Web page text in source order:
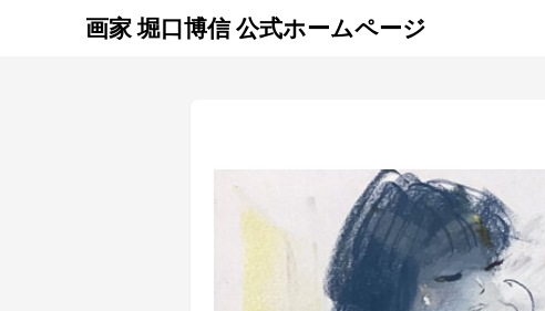
画家 堀口博信 公式ホームページ